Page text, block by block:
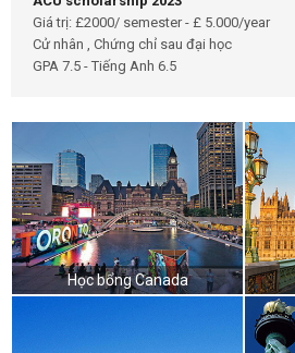
Giá trị: £2000/ semester - £ 5.000/year
Cử nhân , Chứng chỉ sau đại học
GPA 7.5 - Tiếng Anh 6.5
Học bổng Canada